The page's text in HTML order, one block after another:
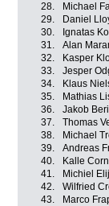
28.
Michael
29.
Daniel
30.
Ignatas
31.
Alan
32.
Kasper
33.
Jesper
34.
Klaus
35.
Mathias
36.
Jakob
37.
Thomas
38.
Michael
39.
Andreas
40.
Kalle
41.
Michiel
42.
Wilfried
43.
Marco